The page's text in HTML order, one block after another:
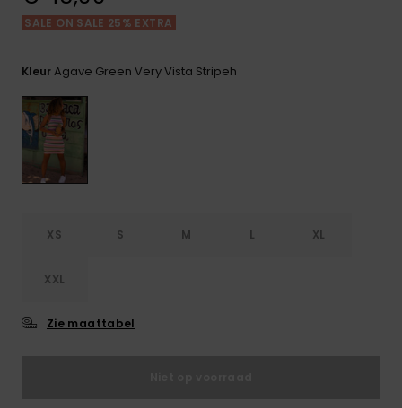
VERLANGLIJST
SALE ON SALE 25% EXTRA
KleurAgave Green Very Vista Stripeh
XS S M L XL
XXL
Zie maattabel